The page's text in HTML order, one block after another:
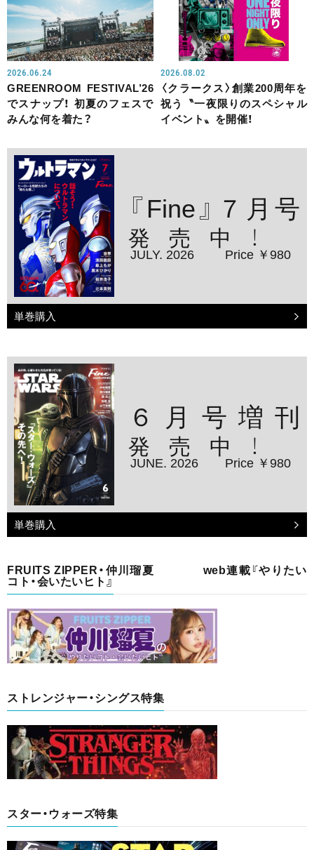
2026.06.24
GREENROOM FESTIVAL’26
でスナップ！ 初夏のフェスで
みんな何を着た？
2026.08.02
〈クラークス〉創業200周年を
祝う〝一夜限りのスペシャル
イベント〟を開催！
『Fine』７月号
発売中！
JULY. 2026 Price ￥980
単巻購入
６月号増刊
発売中！
JUNE. 2026 Price ￥980
単巻購入
FRUITS ZIPPER・仲川瑠夏 web連載『やりたい
コト・会いたいヒト』
ストレンジャー・シングス特集
スター・ウォーズ特集